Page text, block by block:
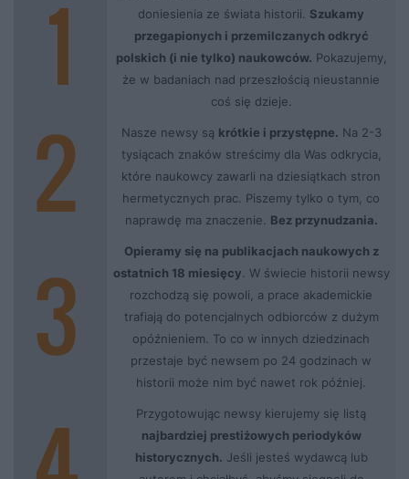
doniesienia ze świata historii. Szukamy
przegapionych i przemilczanych odkryć
polskich (i nie tylko) naukowców. Pokazujemy,
że w badaniach nad przeszłością nieustannie
coś się dzieje.
Nasze newsy są krótkie i przystępne. Na 2-3
tysiącach znaków streścimy dla Was odkrycia,
które naukowcy zawarli na dziesiątkach stron
hermetycznych prac. Piszemy tylko o tym, co
naprawdę ma znaczenie. Bez przynudzania.
Opieramy się na publikacjach naukowych z
ostatnich 18 miesięcy . W świecie historii newsy
rozchodzą się powoli, a prace akademickie
trafiają do potencjalnych odbiorców z dużym
opóźnieniem. To co w innych dziedzinach
przestaje być newsem po 24 godzinach w
historii może nim być nawet rok później.
Przygotowując newsy kierujemy się listą
najbardziej prestiżowych periodyków
historycznych. Jeśli jesteś wydawcą lub